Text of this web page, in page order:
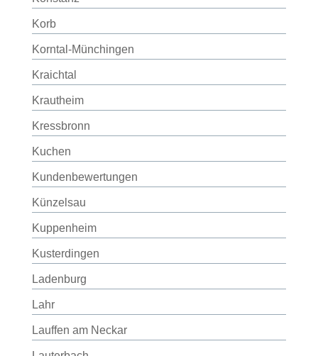
Korb
Korntal-Münchingen
Kraichtal
Krautheim
Kressbronn
Kuchen
Kundenbewertungen
Künzelsau
Kuppenheim
Kusterdingen
Ladenburg
Lahr
Lauffen am Neckar